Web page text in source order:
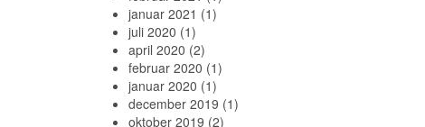
januar 2021 (1)
juli 2020 (1)
april 2020 (2)
februar 2020 (1)
januar 2020 (1)
december 2019 (1)
oktober 2019 (2)